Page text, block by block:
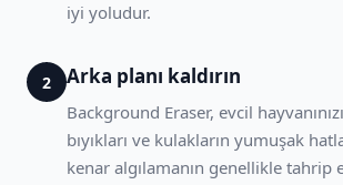
iyi yoludur.
2 Arka planı kaldırın
Background Eraser, evcil
bıyıkları ve kulakların yumuşak
kenar algılamanın genellikle